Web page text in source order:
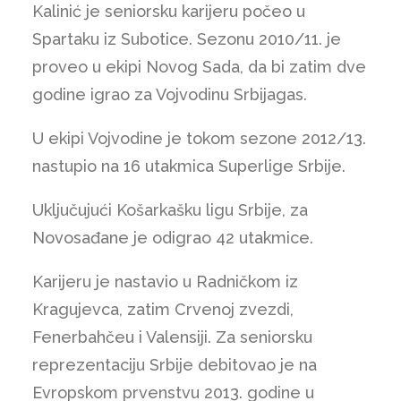
Kalinić je seniorsku karijeru počeo u
Spartaku iz Subotice. Sezonu 2010/11. je
proveo u ekipi Novog Sada, da bi zatim dve
godine igrao za Vojvodinu Srbijagas.
U ekipi Vojvodine je tokom sezone 2012/13.
nastupio na 16 utakmica Superlige Srbije.
Uključujući Košarkašku ligu Srbije, za
Novosađane je odigrao 42 utakmice.
Karijeru je nastavio u Radničkom iz
Kragujevca, zatim Crvenoj zvezdi,
Fenerbahčeu i Valensiji. Za seniorsku
reprezentaciju Srbije debitovao je na
Evropskom prvenstvu 2013. godine u